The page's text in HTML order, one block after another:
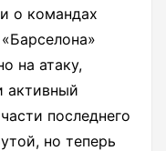
о командах
на атаку,
активный
последнего
но теперь